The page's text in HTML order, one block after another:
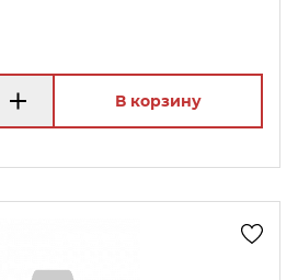
В корзину